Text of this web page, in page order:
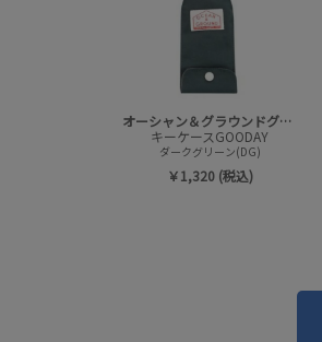
オーシャン＆グラウンドグッズ
キーケースGOODAY
ダークグリーン(DG)
￥1,320 (税込)